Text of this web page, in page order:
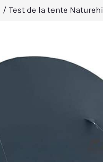
Test de la tente